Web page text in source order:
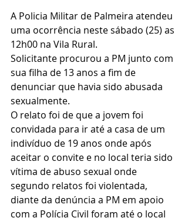
A Policia Militar de Palmeira atendeu
uma ocorrência neste sábado (25) as
12h00 na Vila Rural.
Solicitante procurou a PM junto com
sua filha de 13 anos a fim de
denunciar que havia sido abusada
sexualmente.
O relato foi de que a jovem foi
convidada para ir até a casa de um
indivíduo de 19 anos onde após
aceitar o convite e no local teria sido
vítima de abuso sexual onde
segundo relatos foi violentada,
diante da denúncia a PM em apoio
com a Polícia Civil foram até o local